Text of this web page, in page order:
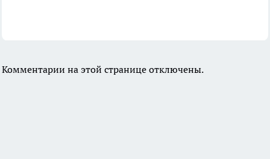
Комментарии на этой странице отключены.